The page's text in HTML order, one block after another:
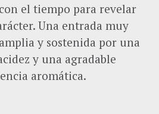
el tiempo para revelar
Una entrada muy
y sostenida por una
y una agradable
aromática.